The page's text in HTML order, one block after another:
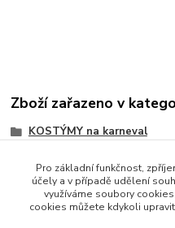
Zboží zařazeno v
KOSTÝMY na karneval
Pro základní funkčnost,
účely a v případě udělení
využíváme soubory
cookies můžete kdykoli